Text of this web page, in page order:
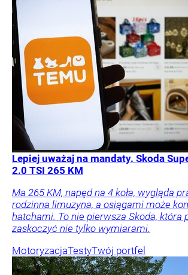
Lepiej uważaj na mandaty. Skoda
2.0 TSI 265 KM
Ma 265 KM, napęd na 4 koła, wygląda
rodzinna limuzyna, a osiągami może
hatchami. To nie pierwsza Skoda, która
zaskoczyć nie tylko wymiarami.
MotoryzacjaTestyTwój portfel